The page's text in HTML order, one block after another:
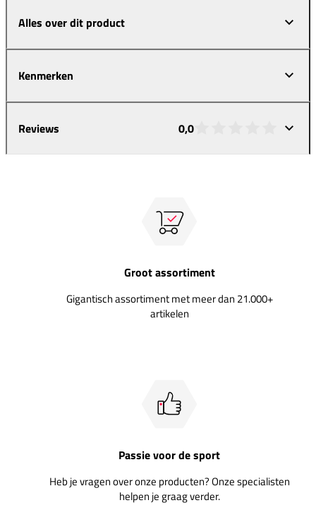
Alles over dit product
Kenmerken
Reviews 0,0
Groot assortiment
Gigantisch assortiment met meer dan 21.000+
artikelen
Passie voor de sport
Heb je vragen over onze producten? Onze specialisten
helpen je graag verder.